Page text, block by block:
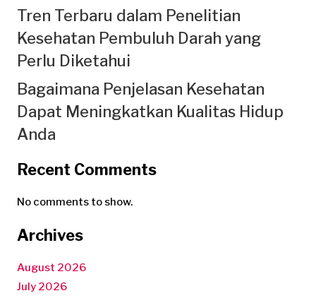
Tren Terbaru dalam Penelitian
Kesehatan Pembuluh Darah yang
Perlu Diketahui
Bagaimana Penjelasan Kesehatan
Dapat Meningkatkan Kualitas Hidup
Anda
Recent Comments
No comments to show.
Archives
August 2026
July 2026